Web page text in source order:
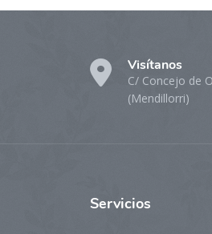
Visítanos
C/ Concejo de
(Mendillorri)
Servicios